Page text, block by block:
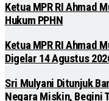
Ketua MPR RI Ahmad
Hukum PPHN
Ketua MPR RI Ahmad
Digelar 14 Agustus
Sri Mulyani Ditunjuk
Negara Miskin, Begini